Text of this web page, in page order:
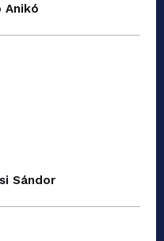
Anikó
Sándor